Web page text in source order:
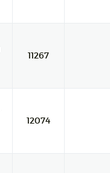
11267
12074